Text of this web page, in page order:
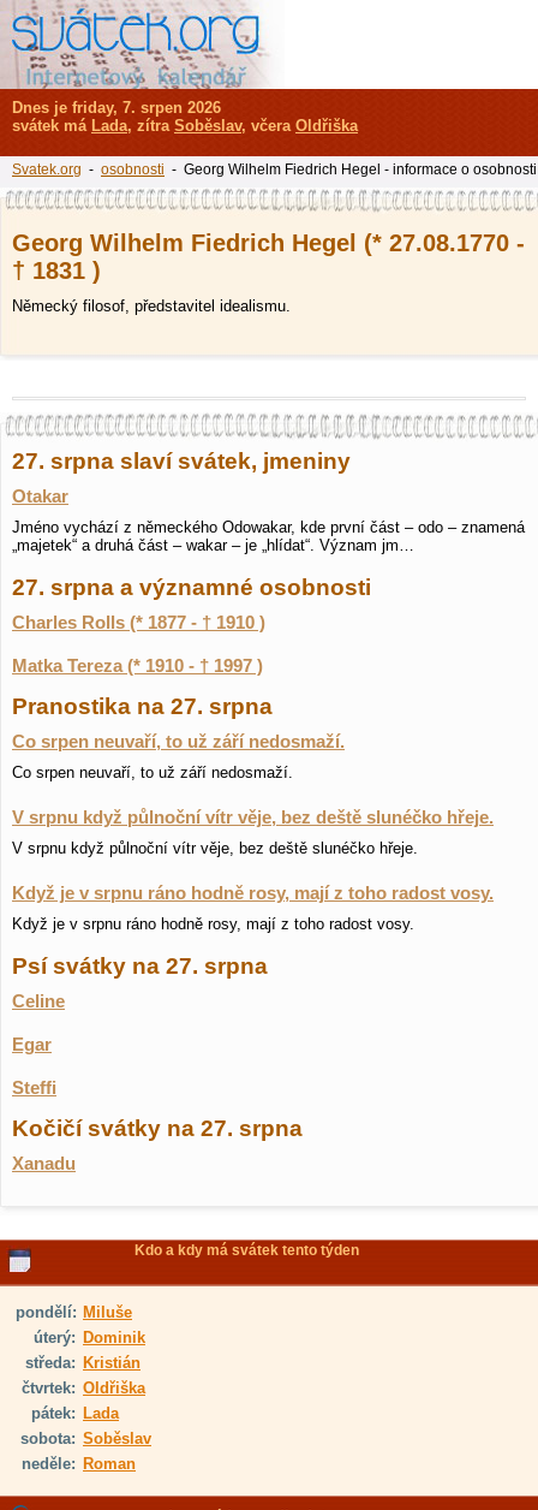
Georg Wilhelm Fiedrich Hegel (* 27.08.1770 -
† 1831 )
Německý filosof, představitel idealismu.
27. srpna slaví svátek, jmeniny
Otakar
Jméno vychází z německého Odowakar, kde první část – odo – znamená
„majetek“ a druhá část – wakar – je „hlídat“. Význam jm…
27. srpna a významné osobnosti
Charles Rolls (* 1877 - † 1910 )
Matka Tereza (* 1910 - † 1997 )
Pranostika na 27. srpna
Co srpen neuvaří, to už září nedosmaží.
Co srpen neuvaří, to už září nedosmaží.
V srpnu když půlnoční vítr věje, bez deště slunéčko hřeje.
V srpnu když půlnoční vítr věje, bez deště slunéčko hřeje.
Když je v srpnu ráno hodně rosy, mají z toho radost vosy.
Když je v srpnu ráno hodně rosy, mají z toho radost vosy.
Psí svátky na 27. srpna
Celine
Egar
Steffi
Kočičí svátky na 27. srpna
Xanadu
Kdo a kdy má svátek tento týden
pondělí: Miluše
úterý: Dominik
středa: Kristián
čtvrtek: Oldřiška
pátek: Lada
sobota: Soběslav
neděle: Roman
Dnes je friday, 7. srpen 2026
svátek má Lada, zítra Soběslav, včera Oldřiška
Svatek.org - osobnosti - Georg Wilhelm Fiedrich Hegel - informace o osobnosti